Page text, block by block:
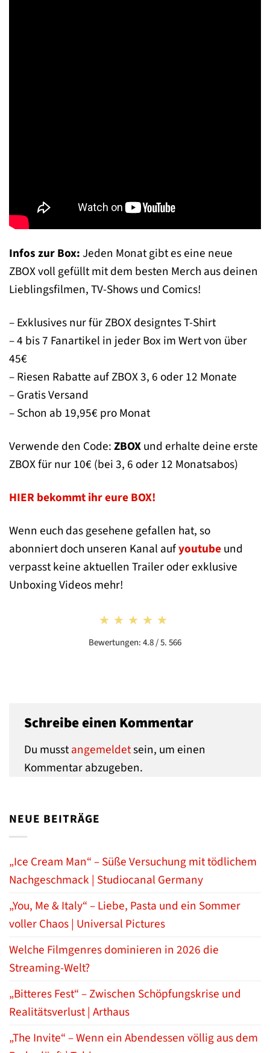
Infos zur Box:Jeden Monat gibt es eine neue
ZBOX voll gefüllt mit dem besten Merch aus deinen
Lieblingsfilmen, TV-Shows und Comics!
– Exklusives nur für ZBOX designtes T-Shirt
– 4 bis 7 Fanartikel in jeder Box im Wert von über
45€
– Riesen Rabatte auf ZBOX 3, 6 oder 12 Monate
– Gratis Versand
– Schon ab 19,95€ pro Monat
Verwende den Code:ZBOXund erhalte deine erste
ZBOX für nur 10€ (bei 3, 6 oder 12 Monatsabos)
HIER bekommt ihr eure BOX!
Wenn euch das gesehene gefallen hat, so
abonniert doch unseren Kanal aufyoutubeund
verpasst keine aktuellen Trailer oder exklusive
Unboxing Videos mehr!
★★★★★
★★★★★
Bewertungen: 4.8 / 5. 566
Schreibe einen Kommentar
Du musstangemeldetsein, um einen
Kommentar abzugeben.
NEUE BEITRÄGE
„Ice Cream Man“ – Süße Versuchung mit tödlichem
Nachgeschmack | Studiocanal Germany
„You, Me & Italy“ – Liebe, Pasta und ein Sommer
voller Chaos | Universal Pictures
Welche Filmgenres dominieren in 2026 die
Streaming-Welt?
„Bitteres Fest“ – Zwischen Schöpfungskrise und
Realitätsverlust | Arthaus
„The Invite“ – Wenn ein Abendessen völlig aus dem